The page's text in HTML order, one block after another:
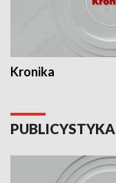
Kronika
PUBLICYSTYKA